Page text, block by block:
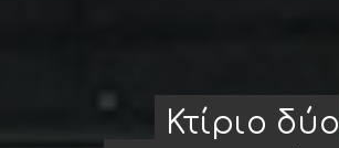
Κτίριο δύο